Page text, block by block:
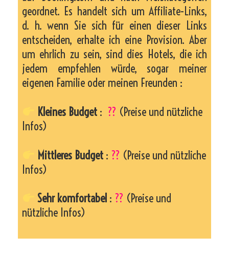
geordnet. Es handelt sich um Affiliate-Links,
d. h. wenn Sie sich für einen dieser Links
entscheiden, erhalte ich eine Provision. Aber
um ehrlich zu sein, sind dies Hotels, die ich
jedem empfehlen würde, sogar meiner
eigenen Familie oder meinen Freunden :
Kleines Budget : ?? (Preise und nützliche
Infos)
Mittleres Budget : ?? (Preise und nützliche
Infos)
Sehr komfortabel : ?? (Preise und
nützliche Infos)